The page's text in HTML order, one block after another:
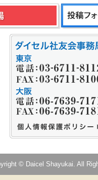
© Daicel Shayukai. All